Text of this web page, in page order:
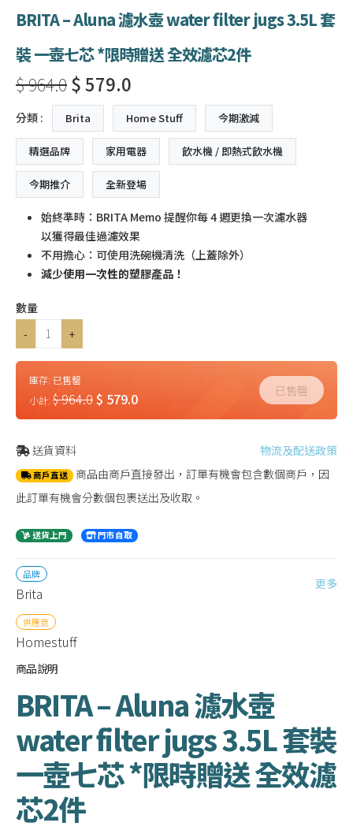
BRITA – Aluna 濾水壺 water filter jugs 3.5L 套
裝 一壺七芯 *限時贈送 全效濾芯2件
$ 964.0$ 579.0
分類 : Brita Home Stuff 今期激減
精選品牌 家用電器 飲水機 / 即熱式飲水機
今期推介 全新登場
始終準時：BRITA Memo 提醒你每 4 週更換一次濾水器
以獲得最佳過濾效果
不用擔心：可使用洗碗機清洗（上蓋除外）
減少使用一次性的塑膠產品！
數量
-
+
庫存: 已售罄
小計: $ 964.0$ 579.0 已售罄
送貨資料 物流及配送政策
商戶直送 商品由商戶直接發出，訂單有機會包含數個商戶，因
此訂單有機會分數個包裹送出及收取。
送貨上門 門市自取
品牌
Brita
更多
供應商
Homestuff
商品說明
BRITA – Aluna 濾水壺
water filter jugs 3.5L 套裝
一壺七芯 *限時贈送 全效濾
芯2件